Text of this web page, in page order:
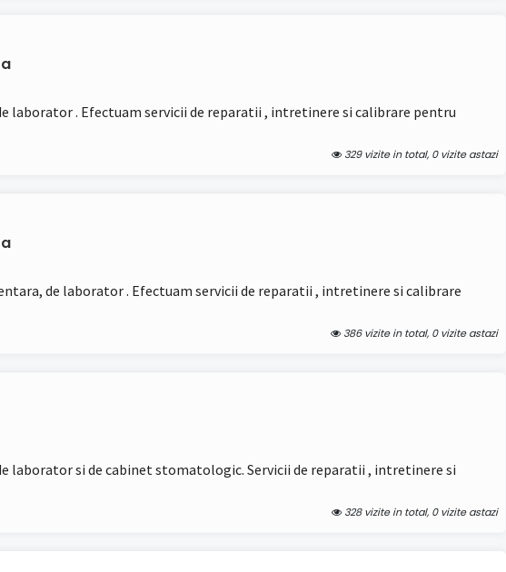
laborator . Efectuam servicii de reparatii , intretinere si calibrare pentru
329 vizite in total, 0 vizite astazi
de laborator . Efectuam servicii de reparatii , intretinere si calibrare
386 vizite in total, 0 vizite astazi
laborator si de cabinet stomatologic. Servicii de reparatii , intretinere si
328 vizite in total, 0 vizite astazi